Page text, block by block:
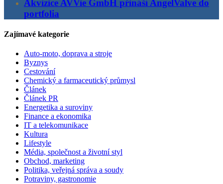
Akvizice AVVie GmbH přináší AngelValve do
portfolia
Zajímavé kategorie
Auto-moto, doprava a stroje
Byznys
Cestování
Chemický a farmaceutický průmysl
Článek
Článek PR
Energetika a suroviny
Finance a ekonomika
IT a telekomunikace
Kultura
Lifestyle
Média, společnost a životní styl
Obchod, marketing
Politika, veřejná správa a soudy
Potraviny, gastronomie